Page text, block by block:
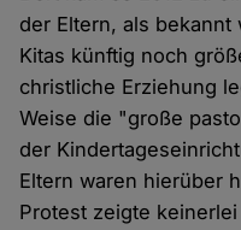
der Eltern, als
Kitas künftig noch
christliche Erziehung
Weise die "große
der
Eltern waren hierüber
Protest zeigte